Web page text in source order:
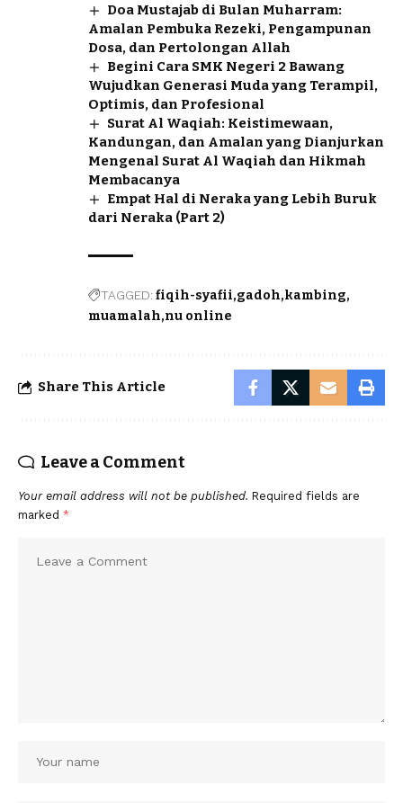
Doa Mustajab di Bulan Muharram:
Amalan Pembuka Rezeki, Pengampunan
Dosa, dan Pertolongan Allah
Begini Cara SMK Negeri 2 Bawang
Wujudkan Generasi Muda yang Terampil,
Optimis, dan Profesional
Surat Al Waqiah: Keistimewaan,
Kandungan, dan Amalan yang Dianjurkan
Mengenal Surat Al Waqiah dan Hikmah
Membacanya
Empat Hal di Neraka yang Lebih Buruk
dari Neraka (Part 2)
TAGGED:fiqih-syafii gadoh kambing
muamalah nu online
Share This Article
Leave a Comment
Your email address will not be published. Required fields are
marked *